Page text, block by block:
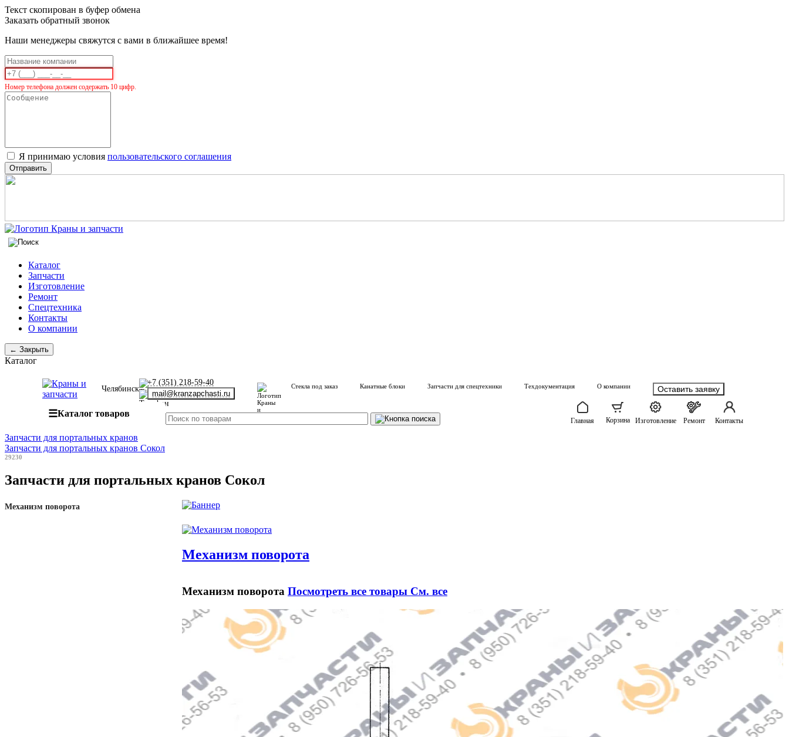
Текст скопирован в буфер обмена
Заказать обратный звонок
Наши менеджеры свяжутся с вами в ближайшее время!
Номер телефона должен содержать 10 цифр.
Я принимаю условия пользовательского соглашения
Отправить
Каталог
Запчасти
Изготовление
Ремонт
Спецтехника
Контакты
О компании
← Закрыть
Каталог
Челябинск
+7 (351) 218-59-40
mail@kranzapchasti.ru
Стекла под заказ Канатные блоки Запчасти для спецтехники Техдокументация О компании Оставить заявку
☰Каталог товаров
Главная Корзина Изготовление Ремонт Контакты
Запчасти для портальных кранов
Запчасти для портальных кранов Сокол
29230
Запчасти для портальных кранов Сокол
Механизм поворота
Механизм поворота
Механизм поворота Посмотреть все товары См. все